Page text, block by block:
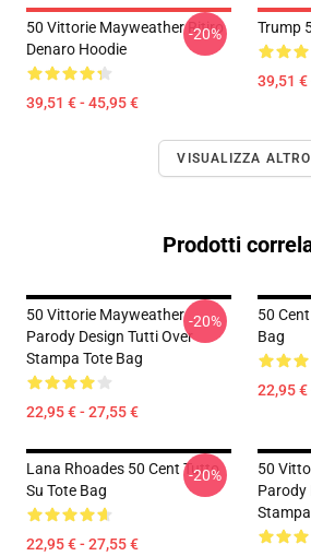
50 Vittorie Mayweather Ritiro
Denaro Hoodie
39,51 € - 45,95 €
-20% Trump
39,51 €
VISUALIZZA ALTRO
Prodotti
50 Vittorie Mayweather
Parody Design Tutti Over
Stampa Tote Bag
22,95 € - 27,55 €
-20%
50
Bag
22,95 €
Lana Rhoades 50 Cent Tutto
Su Tote Bag
22,95 € - 27,55 €
-20%
50
Parody